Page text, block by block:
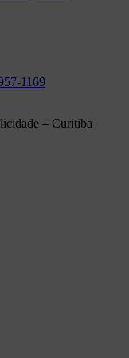
1169
– Curitiba